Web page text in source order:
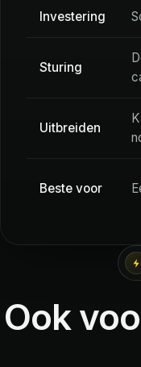
Investering
Sturing
Uitbreiden
Beste voor
Ook